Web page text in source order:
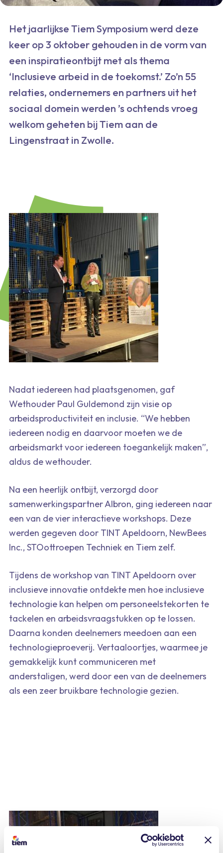
Het jaarlijkse Tiem Symposium werd deze
keer op 3 oktober gehouden in de vorm van
een inspiratieontbijt met als thema
‘Inclusieve arbeid in de toekomst.’ Zo’n 55
relaties, ondernemers en partners uit het
sociaal domein werden ’s ochtends vroeg
welkom geheten bij Tiem aan de
Lingenstraat in Zwolle.
Nadat iedereen had plaatsgenomen, gaf
Wethouder Paul Guldemond zijn visie op
arbeidsproductiviteit en inclusie. “We hebben
iedereen nodig en daarvoor moeten we de
arbeidsmarkt voor iedereen toegankelijk maken”,
aldus de wethouder.
Na een heerlijk ontbijt, verzorgd door
samenwerkingspartner Albron, ging iedereen naar
een van de vier interactieve workshops. Deze
werden gegeven door TINT Apeldoorn, NewBees
Inc., STOottroepen Techniek en Tiem zelf.
Tijdens de workshop van TINT Apeldoorn over
inclusieve innovatie ontdekte men hoe inclusieve
technologie kan helpen om personeelstekorten te
tackelen en arbeidsvraagstukken op te lossen.
Daarna konden deelnemers meedoen aan een
technologieproeverij. Vertaaloortjes, waarmee je
gemakkelijk kunt communiceren met
anderstaligen, werd door een van de deelnemers
als een zeer bruikbare technologie gezien.